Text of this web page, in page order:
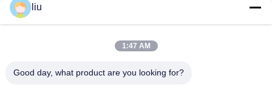
0.04-1.0 मिमी मिश्र धातु कंटेनर तांबा तार तांबा केबल तार annealing टिनिंग
मशीन
0.05-2.52mm तांबा मिश्र धातु तार annealing टिनिंग घुमावदार bunching
liu
1:47 AM
Good day, what product are you looking for?